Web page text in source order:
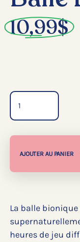
10,99$
AJOUTER AU PANIER
La balle
heures de jeu